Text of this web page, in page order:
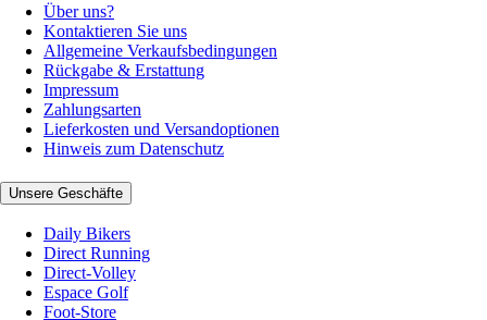
Über uns?
Kontaktieren Sie uns
Allgemeine Verkaufsbedingungen
Rückgabe & Erstattung
Impressum
Zahlungsarten
Lieferkosten und Versandoptionen
Hinweis zum Datenschutz
Unsere Geschäfte
Daily Bikers
Direct Running
Direct-Volley
Espace Golf
Foot-Store